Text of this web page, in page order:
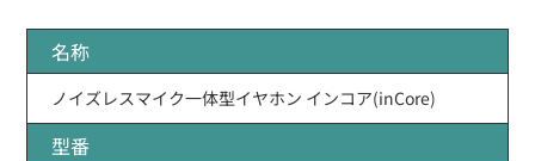
名称
ノイズレスマイク一体型イヤホン インコア(inCore)
型番